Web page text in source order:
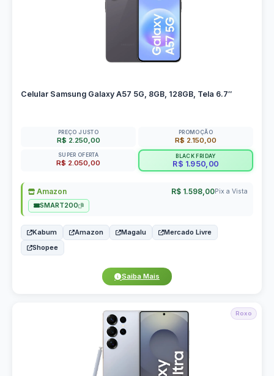
Celular Samsung Galaxy A57 5G, 8GB, 128GB, Tela 6.7″
PREÇO JUSTO
R$ 2.250,00
PROMOÇÃO
R$ 2.150,00
SUPER OFERTA
R$ 2.050,00
BLACK FRIDAY
R$ 1.950,00
Amazon R$ 1.598,00Pix a Vista
SMART200
Kabum Amazon Magalu
Mercado Livre
Shopee
Saiba Mais
Roxo